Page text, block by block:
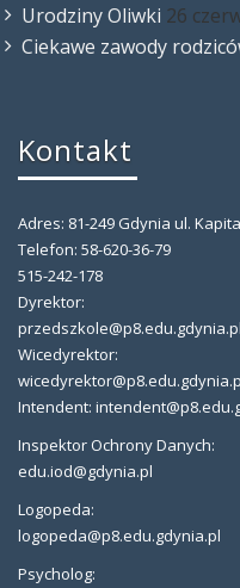
Urodziny Oliwki 26
Ciekawe zawody
Kontakt
Adres: 81-249 Gdynia ul.
Telefon: 58-620-36-79
515-242-178
Dyrektor:
przedszkole@p8.edu.gdynia.pl
Wicedyrektor:
Intendent:
Inspektor Ochrony Danych:
edu.iod@gdynia.pl
Logopeda:
logopeda@p8.edu.gdynia.pl
Psycholog: